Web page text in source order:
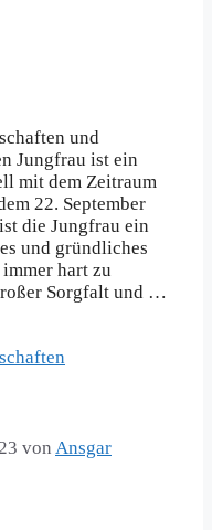
und
Jungfrau ist ein
mit dem Zeitraum
22. September
die Jungfrau ein
und gründliches
hart zu
Sorgfalt und …
von Ansgar